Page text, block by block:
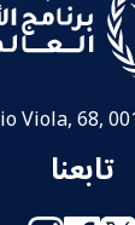
Viola, 68,
تابعنا